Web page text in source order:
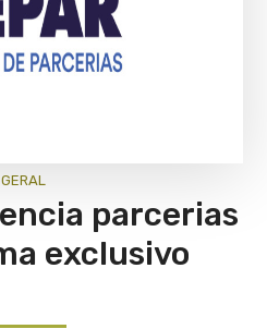
GERAL
parcerias
exclusivo